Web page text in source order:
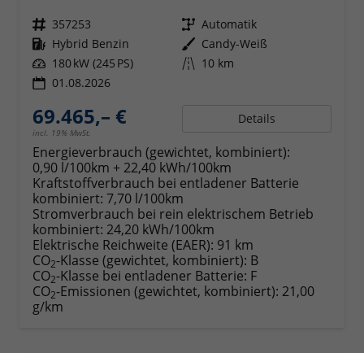
Fahrzeugnr. 357253 Getriebe Automatik
Kraftstoff Hybrid Benzin Außenfarbe Candy-Weiß
Leistung 180 kW (245 PS) Kilometerstand 10 km
01.08.2026
69.465,– €
incl. 19% MwSt.
Details
Energieverbrauch (gewichtet, kombiniert):
0,90 l/100km + 22,40 kWh/100km
Kraftstoffverbrauch bei entladener Batterie
kombiniert: 7,70 l/100km
Stromverbrauch bei rein elektrischem Betrieb
kombiniert: 24,20 kWh/100km
Elektrische Reichweite (EAER): 91 km
CO2-Klasse (gewichtet, kombiniert): B
CO2-Klasse bei entladener Batterie: F
CO2-Emissionen (gewichtet, kombiniert): 21,00
g/km